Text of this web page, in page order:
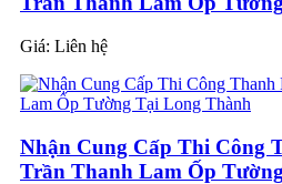
Giá: Liên hệ
Nhận Cung Cấp Thi Công
Trần Thanh Lam Ốp